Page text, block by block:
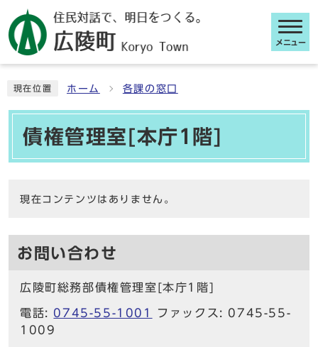
メニュー
現在位置 ホーム 各課の窓口
債権管理室[本庁1階]
現在コンテンツはありません。
お問い合わせ
広陵町総務部債権管理室[本庁1階]
電話: 0745-55-1001
ファックス: 0745-55-
1009